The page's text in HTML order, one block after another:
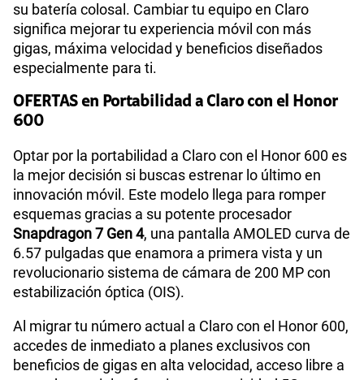
su batería colosal. Cambiar tu equipo en Claro
significa mejorar tu experiencia móvil con más
gigas, máxima velocidad y beneficios diseñados
especialmente para ti.
OFERTAS en Portabilidad a Claro con el Honor
600
Optar por la portabilidad a Claro con el Honor 600 es
la mejor decisión si buscas estrenar lo último en
innovación móvil. Este modelo llega para romper
esquemas gracias a su potente procesador
Snapdragon 7 Gen 4, una pantalla AMOLED curva de
6.57 pulgadas que enamora a primera vista y un
revolucionario sistema de cámara de 200 MP con
estabilización óptica (OIS).
Al migrar tu número actual a Claro con el Honor 600,
accedes de inmediato a planes exclusivos con
beneficios de gigas en alta velocidad, acceso libre a